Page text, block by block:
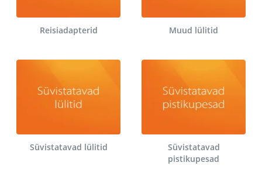
Reisiadapterid Muud lülitid
Süvistatavad lülitid
Süvistatavad
pistikupesad